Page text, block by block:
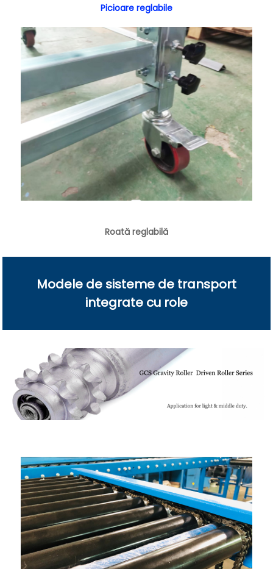
Picioare reglabile
Roată reglabilă
Modele de sisteme de transport
integrate cu role